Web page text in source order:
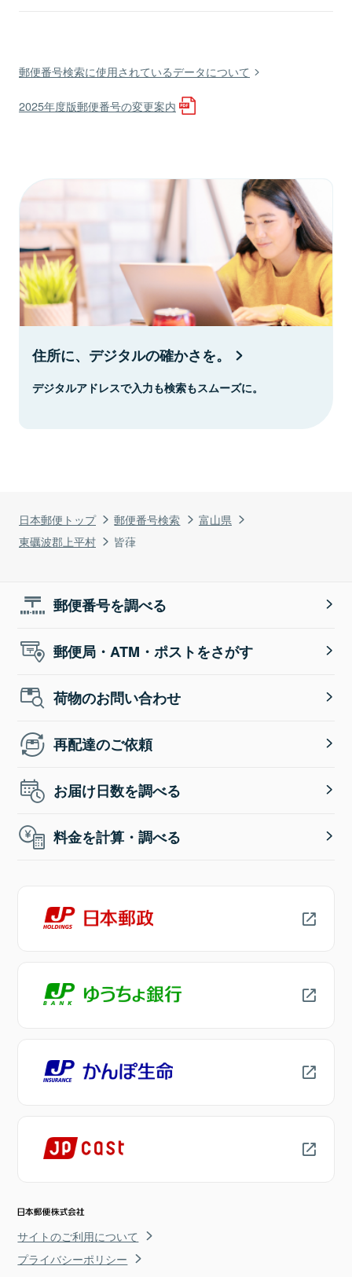
日本郵便トップ 郵便番号検索
富山県
東礪波郡上平村
皆葎
郵便番号検索に使用されているデータについて
2025年度版郵便番号の変更案内
住所に、デジタルの確かさを。
デジタルアドレスで入力も検索もスムーズに。
郵便番号を調べる
郵便局・ATM・ポストをさがす
荷物のお問い合わせ
再配達のご依頼
お届け日数を調べる
料金を計算・調べる
サイトのご利用について
プライバシーポリシー